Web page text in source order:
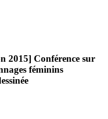
2015] Conférence sur
féminins